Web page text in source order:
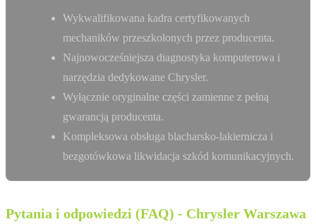
Wykwalifikowana kadra certyfikowanych
mechaników przeszkolonych przez producenta.
Najnowocześniejsza diagnostyka komputerowa i
narzędzia dedykowane Chrysler.
Wyłącznie oryginalne części zamienne z pełną
gwarancją producenta.
Kompleksowa obsługa blacharsko-lakiernicza i
bezgotówkowa likwidacja szkód komunikacyjnych.
Pytania i odpowiedzi (FAQ) - Chrysler Warszawa